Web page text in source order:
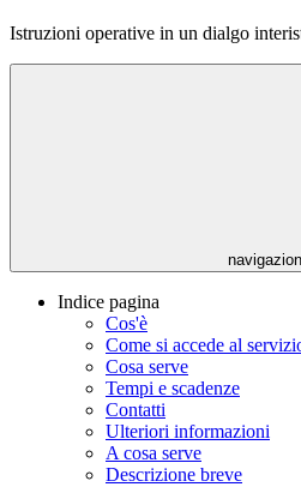
Istruzioni operative in un dialgo
Indice pagina
Cos'è
Come si accede al
Cosa serve
Tempi e scadenze
Contatti
Ulteriori informazioni
A cosa serve
Descrizione breve